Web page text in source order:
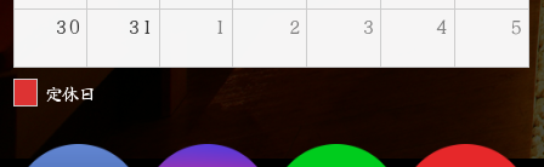
30
31 1 2 3 4 5
定休日